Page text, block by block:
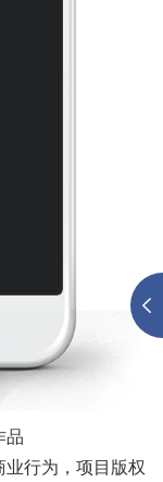
品
行为，项目版权